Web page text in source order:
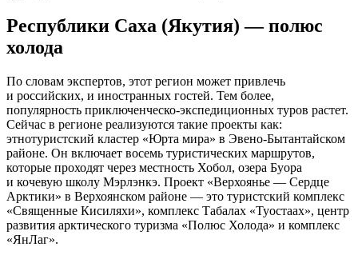
Республики Саха (Якутия) — полюс
холода
По словам экспертов, этот регион может привлечь
и российских, и иностранных гостей. Тем более,
популярность приключенческо-экспедиционных туров растет.
Сейчас в регионе реализуются такие проекты как:
этнотуристский кластер «Юрта мира» в Эвено-Бытантайском
районе. Он включает восемь туристических маршрутов,
которые проходят через местность Хобол, озера Буора
и кочевую школу Мэрлэнкэ. Проект «Верхоянье — Сердце
Арктики» в Верхоянском районе — это туристский комплекс
«Священные Кисиляхи», комплекс Табалах «Туостаах», центр
развития арктического туризма «Полюс Холода» и комплекс
«ЯнЛаг».